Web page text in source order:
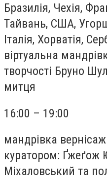
Бразилія, Чехія,
Тайвань, США,
Італія, Хорватія,
віртуальна
творчості Бруно
митця
16:00 – 19:00
мандрівка
куратором: Ґжеґож
Міхаловський та